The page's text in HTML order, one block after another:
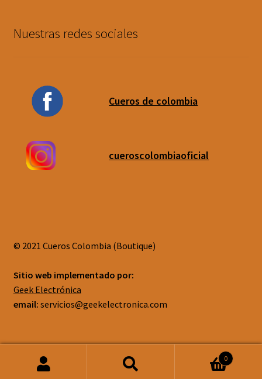
Nuestras redes sociales
Cueros de colombia
cueroscolombiaoficial
© 2021 Cueros Colombia (Boutique)
Sitio web implementado por:
Geek Electrónica
email: servicios@geekelectronica.com
0